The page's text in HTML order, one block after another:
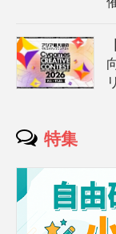
特集